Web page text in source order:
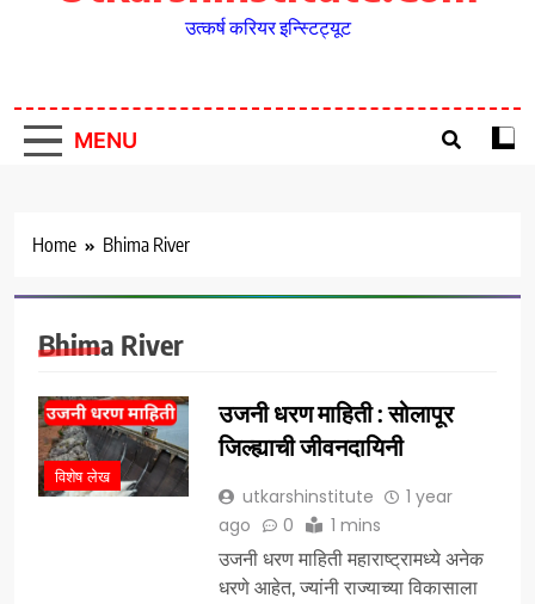
उत्कर्ष करियर इन्स्टिट्यूट
MENU
Home Bhima River
Bhima River
विशेष लेख
उजनी धरण माहिती : सोलापूर
जिल्ह्याची जीवनदायिनी
utkarshinstitute
1 year
ago
0 1 mins
उजनी धरण माहिती महाराष्ट्रामध्ये अनेक
धरणे आहेत, ज्यांनी राज्याच्या विकासाला